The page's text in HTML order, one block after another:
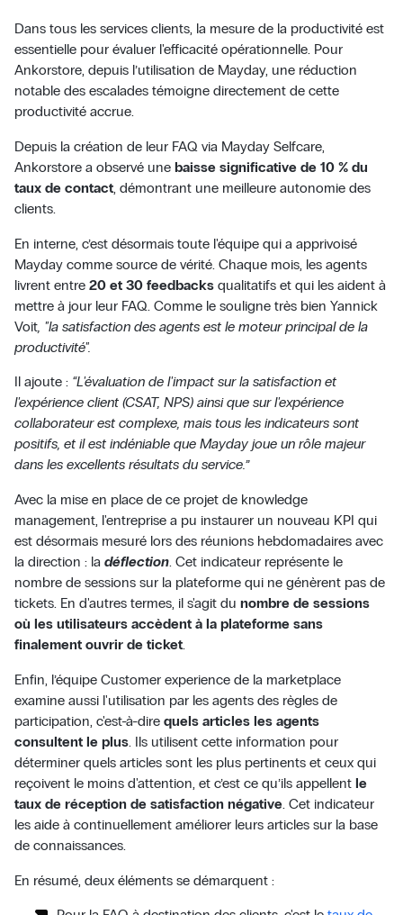
Dans tous les services clients, la mesure de la productivité est
essentielle pour évaluer l'efficacité opérationnelle. Pour
Ankorstore, depuis l’utilisation de Mayday, une réduction
notable des escalades témoigne directement de cette
productivité accrue.
Depuis la création de leur FAQ via Mayday Selfcare,
Ankorstore a observé une baisse significative de 10 % du
taux de contact, démontrant une meilleure autonomie des
clients.
En interne, c’est désormais toute l'équipe qui a apprivoisé
Mayday comme source de vérité. Chaque mois, les agents
livrent entre 20 et 30 feedbacks qualitatifs et qui les aident à
mettre à jour leur FAQ. Comme le souligne très bien Yannick
Voit, "la satisfaction des agents est le moteur principal de la
productivité".
Il ajoute : “L'évaluation de l'impact sur la satisfaction et
l'expérience client (CSAT, NPS) ainsi que sur l'expérience
collaborateur est complexe, mais tous les indicateurs sont
positifs, et il est indéniable que Mayday joue un rôle majeur
dans les excellents résultats du service.”
Avec la mise en place de ce projet de knowledge
management, l'entreprise a pu instaurer un nouveau KPI qui
est désormais mesuré lors des réunions hebdomadaires avec
la direction : la déflection. Cet indicateur représente le
nombre de sessions sur la plateforme qui ne génèrent pas de
tickets. En d'autres termes, il s'agit du nombre de sessions
où les utilisateurs accèdent à la plateforme sans
finalement ouvrir de ticket.
Enfin, l’équipe Customer experience de la marketplace
examine aussi l'utilisation par les agents des règles de
participation, c'est-à-dire quels articles les agents
consultent le plus. Ils utilisent cette information pour
déterminer quels articles sont les plus pertinents et ceux qui
reçoivent le moins d'attention, et c’est ce qu’ils appellent le
taux de réception de satisfaction négative. Cet indicateur
les aide à continuellement améliorer leurs articles sur la base
de connaissances.
En résumé, deux éléments se démarquent :